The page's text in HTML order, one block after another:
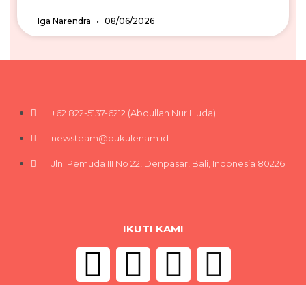
Iga Narendra 08/06/2026
+62 822-5137-6212 (Abdullah Nur Huda)
newsteam@pukulenam.id
Jln. Pemuda III No 22, Denpasar, Bali, Indonesia 80226
IKUTI KAMI